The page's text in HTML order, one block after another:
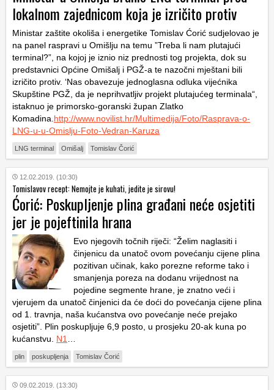
lokalnom zajednicom koja je izričito protiv
Ministar zaštite okoliša i energetike Tomislav Ćorić sudjelovao je
na panel raspravi u Omišlju na temu ”Treba li nam plutajući
terminal?”, na kojoj je iznio niz prednosti tog projekta, dok su
predstavnici Općine Omišalj i PGŽ-a te nazočni mještani bili
izričito protiv. ‘Nas obavezuje jednoglasna odluka vijećnika
Skupštine PGŽ, da je neprihvatljiv projekt plutajućeg terminala“,
istaknuo je primorsko-goranski župan Zlatko
Komadina. http://www.novilist.hr/Multimedija/Foto/Rasprava-o-
LNG-u-u-Omislju-Foto-Vedran-Karuza
LNG terminal Omišalj Tomislav Čorić
12.02.2019. (10:30)
Tomislavov recept: Nemojte je kuhati, jedite je sirovu!
Ćorić: Poskupljenje plina građani neće osjetiti
jer je pojeftinila hrana
Evo njegovih točnih riječi: “Želim naglasiti i
činjenicu da unatoč ovom povećanju cijene plina
pozitivan učinak, kako porezne reforme tako i
smanjenja poreza na dodanu vrijednost na
pojedine segmente hrane, je znatno veći i
vjerujem da unatoč činjenici da će doći do povećanja cijene plina
od 1. travnja, naša kućanstva ovo povećanje neće prejako
osjetiti”. Plin poskupljuje 6,9 posto, u prosjeku 20-ak kuna po
kućanstvu. N1
plin poskupljenja Tomislav Čorić
09.02.2019. (13:30)